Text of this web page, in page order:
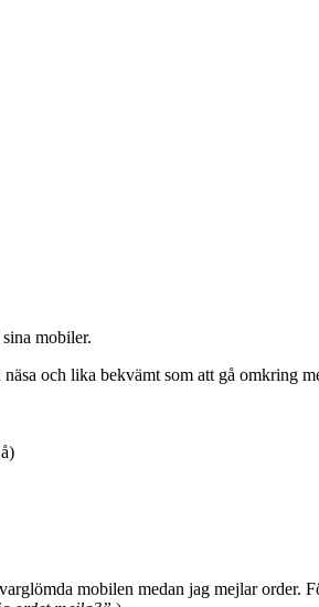
mobiler.
och lika bekvämt som att gå omkring
mobilen medan jag mejlar order.